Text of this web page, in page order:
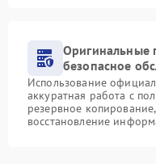
Оригинальные
безопасное
Использование
аккуратная работа с
резервное
восстановление